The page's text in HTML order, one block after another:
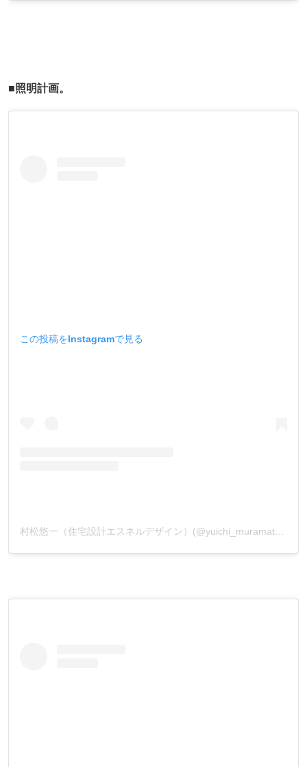
■照明計画。
この投稿をInstagramで見る
村松悠一（住宅設計エスネルデザイン）(@yuichi_muramatsu_)がシェアした投稿